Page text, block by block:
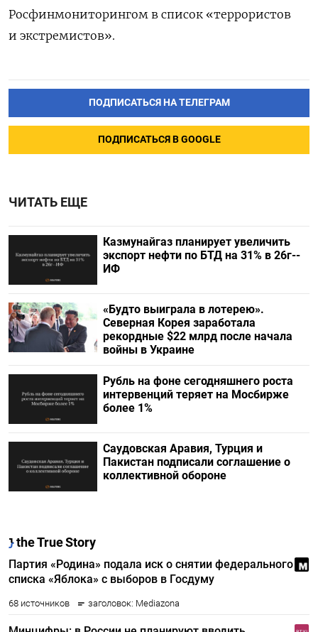
Росфинмониторингом в список «террористов
и экстремистов».
ПОДПИСАТЬСЯ НА ТЕЛЕГРАМ
ПОДПИСАТЬСЯ В GOOGLE
ЧИТАТЬ ЕЩЕ
Казмунайгаз планирует увеличить
экспорт нефти по БТД на 31% в 26г--
ИФ
«Будто выиграла в лотерею».
Северная Корея заработала
рекордные $22 млрд после начала
войны в Украине
Рубль на фоне сегодняшнего роста
интервенций теряет на Мосбирже
более 1%
Саудовская Аравия, Турция и
Пакистан подписали соглашение о
коллективной обороне